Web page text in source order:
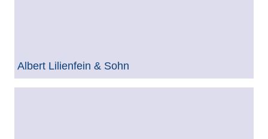
Albert Lilienfein & Sohn